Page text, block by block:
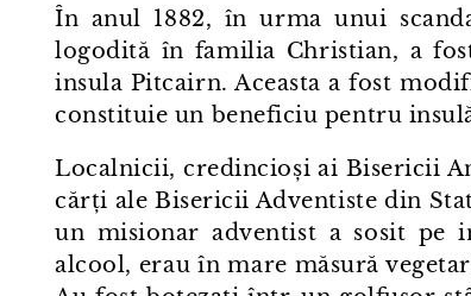
În anul 1882, în urma unui
logodită în familia Christian, a
insula Pitcairn. Aceasta a fost
constituie un beneficiu pentru
Localnicii, credincioși ai Bisericii
cărți ale Bisericii Adventiste din
un misionar adventist a sosit pe
alcool, erau în mare măsură